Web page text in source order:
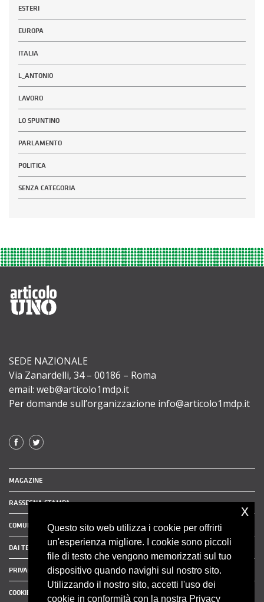
ESTERI
EUROPA
ITALIA
L_ANTONIO
LAVORO
LO SPUNTINO
PARLAMENTO
POLITICA
SENZA CATEGORIA
SEDE NAZIONALE
Via Zanardelli, 34 – 00186 – Roma
email: web@articolo1mdp.it
Per domande sull’organizzazione info@articolo1mdp.it
MAGAZINE
RASSEGNA STAMPA
COMUNICATI STAMPA
DAI TERRITORI
PRIVACY POLICY
COOKIE POLICY
Questo sito web utilizza i cookie per offrirti
un'esperienza migliore. I cookie sono piccoli
file di testo che vengono memorizzati sul tuo
dispositivo quando navighi sul nostro sito.
Utilizzando il nostro sito, accetti l'uso dei
cookie in conformità con la nostra Privacy
x